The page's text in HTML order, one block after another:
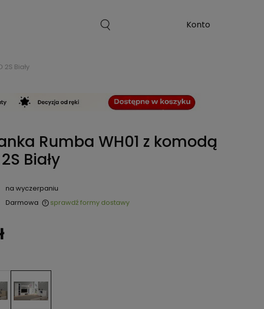
Biały
Rumba WH01 z komodą
Biały
na wyczerpaniu
Darmowa sprawdź formy dostawy